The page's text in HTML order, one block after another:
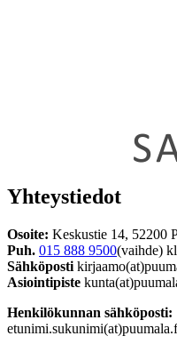
Yhteystiedot
Osoite: Keskustie 14, 52200
Puh. 015 888 9500(vaihde)
Sähköposti
Asiointipiste
Henkilökunnan sähköposti: